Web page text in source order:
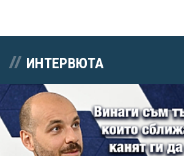
ИНТЕРВЮТА